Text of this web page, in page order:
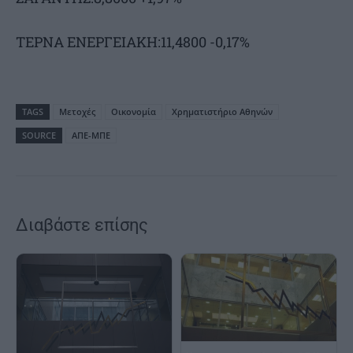
ΤΕΡΝΑ ΕΝΕΡΓΕΙΑΚΗ:11,4800 -0,17%
TAGS Μετοχές Οικονομία
Χρηματιστήριο Αθηνών
SOURCE
ΑΠΕ-ΜΠΕ
Διαβάστε επίσης